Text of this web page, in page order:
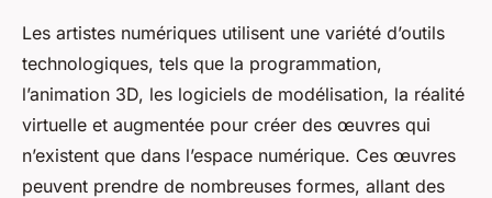
Les artistes numériques utilisent une variété d’outils
technologiques, tels que la programmation,
l’animation 3D, les logiciels de modélisation, la réalité
virtuelle et augmentée pour créer des œuvres qui
n’existent que dans l’espace numérique. Ces œuvres
peuvent prendre de nombreuses formes, allant des